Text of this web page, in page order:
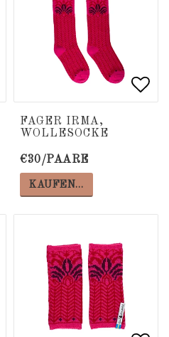
to list of favorites
to list of favorites
FAGER IRMA,
WOLLESOCKE
€30/PAARE
KAUFEN…